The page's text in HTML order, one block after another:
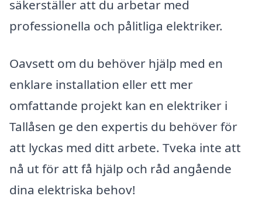
säkerställer att du arbetar med
professionella och pålitliga elektriker.
Oavsett om du behöver hjälp med en
enklare installation eller ett mer
omfattande projekt kan en elektriker i
Tallåsen ge den expertis du behöver för
att lyckas med ditt arbete. Tveka inte att
nå ut för att få hjälp och råd angående
dina elektriska behov!